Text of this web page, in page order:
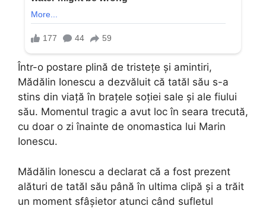
Într-o postare plină de tristețe și amintiri,
Mădălin Ionescu a dezvăluit că tatăl său s-a
stins din viață în brațele soției sale și ale fiului
său. Momentul tragic a avut loc în seara trecută,
cu doar o zi înainte de onomastica lui Marin
Ionescu.
Mădălin Ionescu a declarat că a fost prezent
alături de tatăl său până în ultima clipă și a trăit
un moment sfâșietor atunci când sufletul